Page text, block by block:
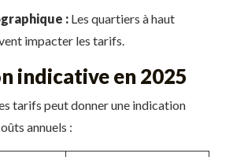
:Les quartiers à haut
impacter les tarifs.
indicative en 2025
tarifs peut donner une indication
annuels :